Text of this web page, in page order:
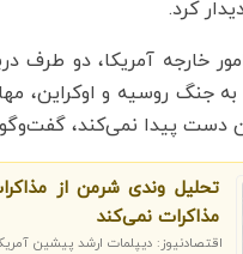
کرد.
خارجه آمریکا، دو طرف
جنگ روسیه و اوکراین،
دست پیدا نمی‌کند، گفت‌وگو
تحلیل وندی شرمن از
مذاکرات نمی‌کند
اقتصادنیوز: دیپلمات ارشد پیشین